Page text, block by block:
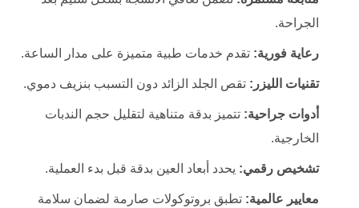
الجراحة.
رعاية فورية: تقدم خدمات طبية متميزة على مدار الساعة.
تقنيات الليزر: تقص الجلد الزائد دون التسبب بنزيف دموي.
أدوات جراحية: تتميز بدقة متناهية لتقليل حجم الندبات
الخارجية.
تشخيص رقمي: يحدد أبعاد العين بدقة قبل بدء العملية.
معايير عالمية: تطبق بروتوكولات صارمة لضمان سلامة